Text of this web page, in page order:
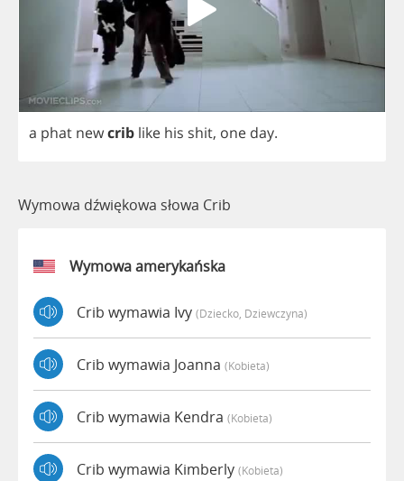
a phat newcrib like his shit, one day.
Wymowa dźwiękowa słowa Crib
Wymowa amerykańska
Crib wymawia Ivy (dziecko, Dziewczyna)
Crib wymawia Joanna (kobieta)
Crib wymawia Kendra (kobieta)
Crib wymawia Kimberly (kobieta)